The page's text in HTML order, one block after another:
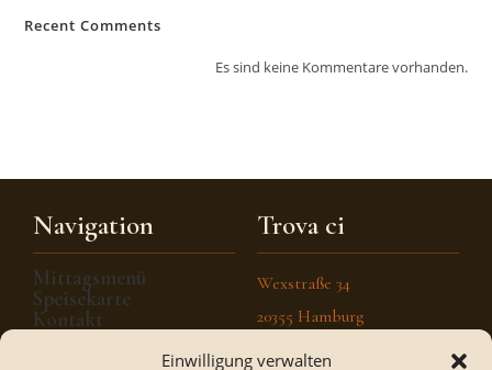
Einwilligung verwalten
Recent Comments
Es sind keine Kommentare vorhanden.
Navigation
Mittagsmenü
Speisekarte
Kontakt
Trova ci
Wexstraße 34
20355 Hamburg